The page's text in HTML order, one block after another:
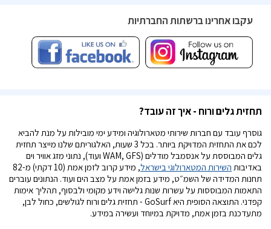
עקבו אחרינו ברשתות החברתיות
תחזית גלים ורוח - איך זה עובד?
גוסרף עובד עם חברות שירותי מטארולוגיה ומידע ימי מובילות על מנת להביא
לכם את התחזית המדויקת ביותר. בכל 3 שעות, האלגוריתם שלנו מייצר תחזית
גלים המבוססת על אנסמבל מודלים (WAM, GFS ועוד), נתוני מזג אוויר וים
באדיבות השירות המטארולוגי בישראל
, מידע קרוב לזמן אמת (10 דקתי) מ-82
תחנות המדידה של השמ״ט, מידע בזמן אמת על מצב הים ועוד. הנתונים עוברים
התאמות המבוססות על עשרות שנות גלישה וידע מקומי ולבסוף, תהליך אימות
קפדני. התוצאה הסופית היא GoSurf - תחזית גלים ורוח לגולשים, כחול לבן,
מתעדכנת בזמן אמת, מדויקת במיוחד ועשירה במידע.